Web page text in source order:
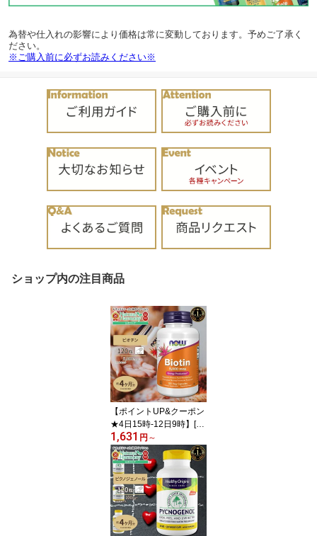
為替や仕入れの影響により価格は常に変動しております。予めご了承く
ださい。
※ご購入前に必ずお読みください※
ショップ内の注目商品
【ポイントUP&クーポン
★4日15時-12日9時】[美
容をトータルサポート♪]
ナウフーズ ビオチン サ
プリメント 5000mcg 12
0粒 NOW Foods Biotin
ベジカプセル ビタミンH
120日分 単品 セット 健
康サプリメント 栄養補助
食品 海外 アメリカ
1,631 円 ～